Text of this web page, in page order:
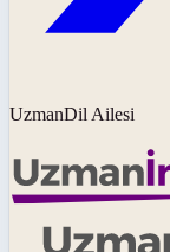
UzmanDil Ailesi